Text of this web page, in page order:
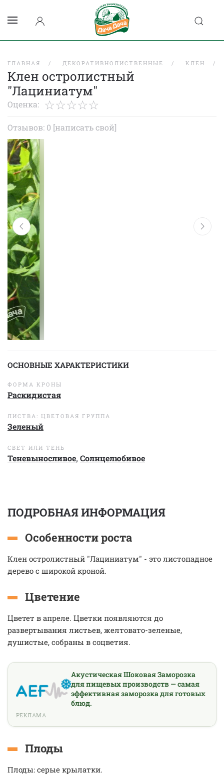
ГЛАВНАЯ ДЕКОРАТИВНОЛИСТВЕННЫЕ КЛЕН
Клен остролистный
"Лациниатум"
Оценка:
Отзывов: 0 [написать свой]
ОСНОВНЫЕ ХАРАКТЕРИСТИКИ
ФОРМА КРОНЫ
Раскидистая
ЛИСТВА: ЦВЕТОВАЯ ГРУППА
Зеленый
СВЕТ ИЛИ ТЕНЬ
Теневыносливое, Солнцелюбивое
ПОДРОБНАЯ ИНФОРМАЦИЯ
Особенности роста
Клен остролистный "Лациниатум" - это листопадное
дерево с широкой кроной.
Цветение
Цветет в апреле. Цветки появляются до
развертывания листьев, желтовато-зеленые,
душистые, собраны в соцветия.
Акустическая Шоковая Заморозка
для пищевых производств — самая
эффективная заморозка для готовых
блюд.
РЕКЛАМА
Плоды
Плоды: серые крылатки.